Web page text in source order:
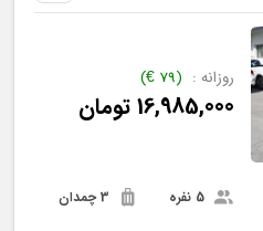
روزانه : (
79
€
)
16,985,000تومان